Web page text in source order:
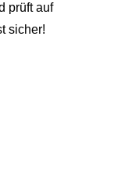
prüft auf
sicher!